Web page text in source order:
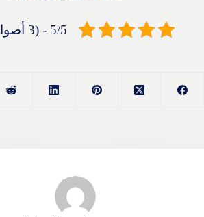
5/5 - (3 أصوات)